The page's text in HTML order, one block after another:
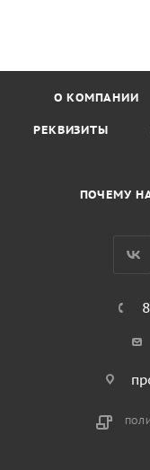
О КОМПАНИИ
РЕКВИЗИТЫ
ПОЧЕМУ